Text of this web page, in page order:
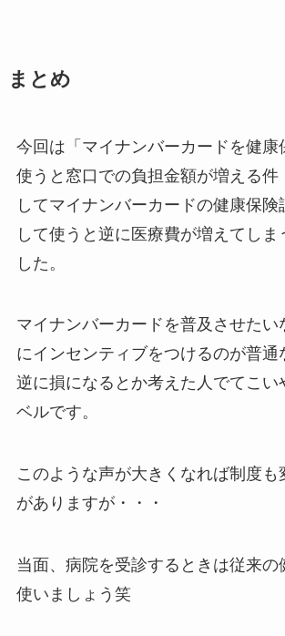
まとめ
今回は「マイナンバーカードを健康
使うと窓口での負担金額が増える件
してマイナンバーカードの健康保険
して使うと逆に医療費が増えてしま
した。
マイナンバーカードを普及させたい
にインセンティブをつけるのが普通
逆に損になるとか考えた人でてこい
ベルです。
このような声が大きくなれば制度も
がありますが・・・
当面、病院を受診するときは従来の
使いましょう笑